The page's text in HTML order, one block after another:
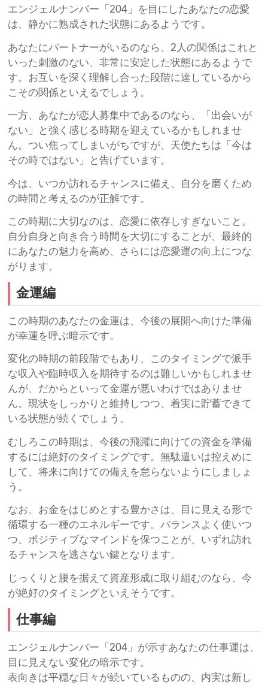
エンジェルナンバー「204」を目にしたあなたの恋愛
は、静かに熟成された状態にあるようです。
あなたにパートナーがいるのなら、2人の関係はこれと
いった刺激のない、非常に安定した状態にあるようで
す。お互いを深く理解し合った段階に達しているから
こその関係といえるでしょう。
一方、あなたが恋人募集中であるのなら、「出会いが
ない」と強く感じる時期を迎えているかもしれませ
ん。つい焦ってしまいがちですが、天使たちは「今は
その時ではない」と告げています。
今は、いつか訪れるチャンスに備え、自分を磨くため
の時間と考えるのが正解です。
この時期に大切なのは、恋愛に依存しすぎないこと。
自分自身と向き合う時間を大切にすることが、最終的
にあなたの魅力を高め、さらには恋愛運の向上につな
がります。
金運編
この時期のあなたの金運は、今後の展開へ向けた準備
が幸運を呼ぶ暗示です。
変化の時期の前段階でもあり、このタイミングで派手
な収入や臨時収入を期待するのは難しいかもしれませ
んが、だからといって金運が悪いわけではありませ
ん。現状をしっかりと維持しつつ、着実に貯蓄できて
いる状態が続くでしょう。
むしろこの時期は、今後の飛躍に向けての資金を準備
するには絶好のタイミングです。無駄遣いは控えめに
して、将来に向けての備えを怠らないようにしましょ
う。
なお、お金をはじめとする豊かさは、目に見える形で
循環する一種のエネルギーです。バランスよく使いつ
つ、ポジティブなマインドを保つことが、いずれ訪れ
るチャンスを逃さない鍵となります。
じっくりと腰を据えて資産形成に取り組むのなら、今
が絶好のタイミングといえそうです。
仕事編
エンジェルナンバー「204」が示すあなたの仕事運は、
目に見えない変化の暗示です。
表向きは平穏な日々が続いているものの、内実は新し